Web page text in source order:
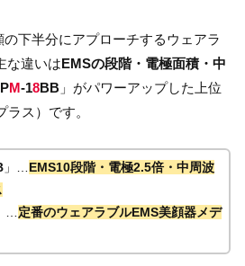
下半分にアプローチするウェアラ
な違いはEMSの段階・電極面積・中
M-18BB 」がパワーアップした上位
ス）です。
」… EMS10段階・電極2.5倍・中周波
… 定番のウェアラブルEMS美顔器メデ